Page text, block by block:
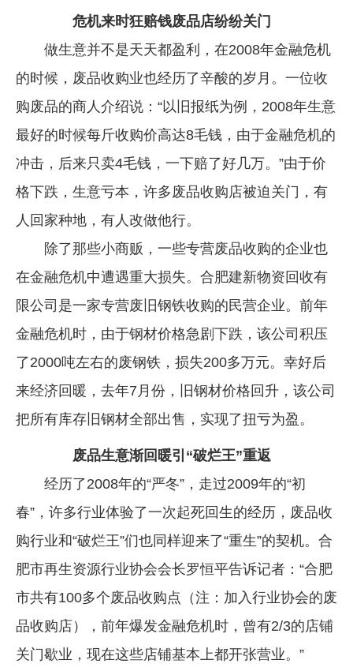
危机来时狂赔钱废品店纷纷关门
做生意并不是天天都盈利，在2008年金融危机
的时候，废品收购业也经历了辛酸的岁月。一位收
购废品的商人介绍说：“以旧报纸为例，2008年生意
最好的时候每斤收购价高达8毛钱，由于金融危机的
冲击，后来只卖4毛钱，一下赔了好几万。”由于价
格下跌，生意亏本，许多废品收购店被迫关门，有
人回家种地，有人改做他行。
除了那些小商贩，一些专营废品收购的企业也
在金融危机中遭遇重大损失。合肥建新物资回收有
限公司是一家专营废旧钢铁收购的民营企业。前年
金融危机时，由于钢材价格急剧下跌，该公司积压
了2000吨左右的废钢铁，损失200多万元。幸好后
来经济回暖，去年7月份，旧钢材价格回升，该公司
把所有库存旧钢材全部出售，实现了扭亏为盈。
废品生意渐回暖引“破烂王”重返
经历了2008年的“严冬”，走过2009年的“初
春”，许多行业体验了一次起死回生的经历，废品收
购行业和“破烂王”们也同样迎来了“重生”的契机。合
肥市再生资源行业协会会长罗恒平告诉记者：“合肥
市共有100多个废品收购点（注：加入行业协会的废
品收购店），前年爆发金融危机时，曾有2/3的店铺
关门歇业，现在这些店铺基本上都开张营业。”